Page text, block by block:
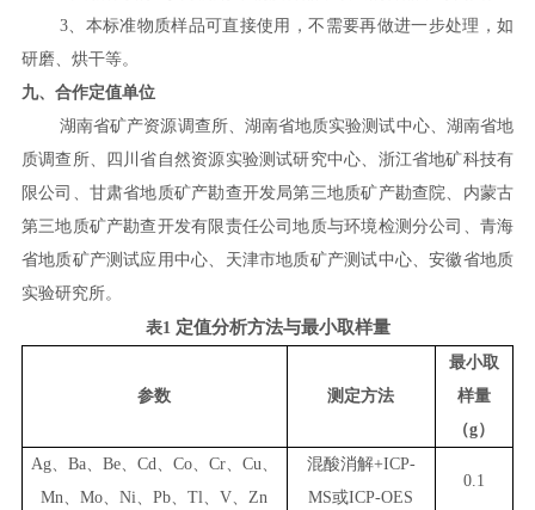
3、本标准物质样品可直接使用，不需要再做进一步处理，如
研磨、烘干等。
九、合作定值单位
湖南省矿产资源调查所、湖南省地质实验测试中心、湖南省地
质调查所、四川省自然资源实验测试研究中心、浙江省地矿科技有
限公司、甘肃省地质矿产勘查开发局第三地质矿产勘查院、内蒙古
第三地质矿产勘查开发有限责任公司地质与环境检测分公司、青海
省地质矿产测试应用中心、天津市地质矿产测试中心、安徽省地质
实验研究所。
表1 定值分析方法与最小取样量
参数 测定方法
最小取
样量
（g）
Ag、 Ba、 Be、 Cd、 Co、 Cr、 Cu、
Mn、Mo、Ni、Pb、Tl、V、Zn
混酸消解+ICP-
MS或ICP-OES
0.1